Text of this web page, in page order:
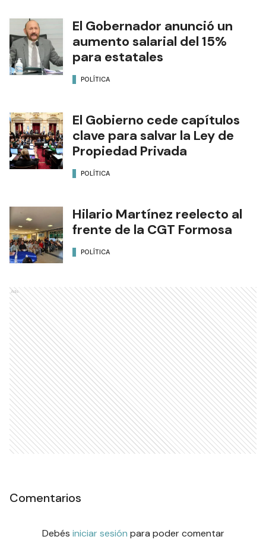
El Gobernador anunció un
aumento salarial del 15%
para estatales
POLÍTICA
El Gobierno cede capítulos
clave para salvar la Ley de
Propiedad Privada
POLÍTICA
Hilario Martínez reelecto al
frente de la CGT Formosa
POLÍTICA
Ads
Comentarios
Debés iniciar sesión para poder comentar